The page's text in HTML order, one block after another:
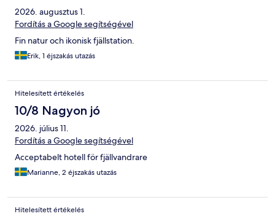
2026. augusztus 1.
Fordítás a Google segítségével
Fin natur och ikonisk fjällstation.
Erik, 1 éjszakás utazás
Hitelesített értékelés
10/8 Nagyon jó
2026. július 11.
Fordítás a Google segítségével
Acceptabelt hotell för fjällvandrare
Marianne, 2 éjszakás utazás
Hitelesített értékelés